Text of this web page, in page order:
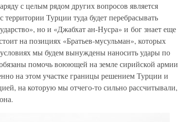
с целым рядом других вопросов является
Турции туда будет перебрасывать
но и «Джабхат ан-Нусра» и бог знает еще
на позициях «Братьев-мусульман», которых
мы будем вынуждены наносить удары по
помочь воюющей на земле сирийской армии
на этом участке границы решением Турции и
на которую мы отчего-то сильно рассчитывали,